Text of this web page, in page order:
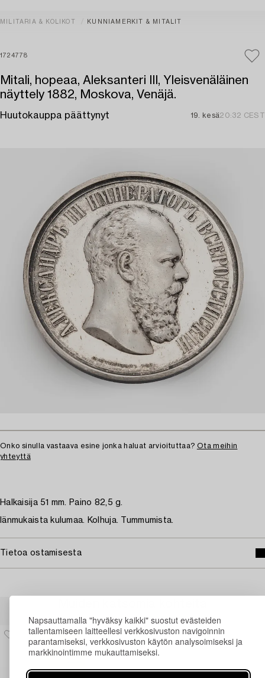
Napsauttamalla "hyväksy kaikki" suostut evästeiden
tallentamiseen laitteellesi verkkosivuston navigoinnin
parantamiseksi, verkkosivuston käytön analysoimiseksi ja
markkinointimme mukauttamiseksi.
MILITARIA & KOLIKOT KUNNIAMERKIT & MITALIT
1724778
Mitali, hopeaa, Aleksanteri III, Yleisvenäläinen
näyttely 1882, Moskova, Venäjä.
Huutokauppa päättynyt 19. kesä20:32 CEST
Onko sinulla vastaava esine jonka haluat arvioituttaa? Ota meihin
yhteyttä
Halkaisija 51 mm. Paino 82,5 g.
Iänmukaista kulumaa. Kolhuja. Tummumista.
Tietoa ostamisesta